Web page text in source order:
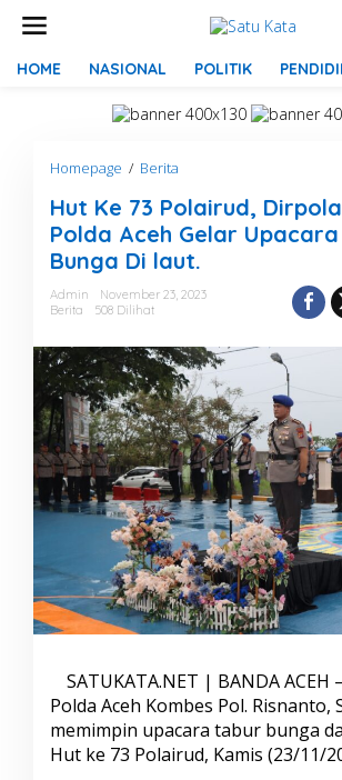
HOME NASIONAL POLITIK
Homepage / Berita
t
K
e
7
3
l
a
i
r
u
d
,
D
i
r
p
o
l
a
i
d
P
o
l
d
Hut Ke 73 Polairud,
Polda Aceh Gelar
Bunga Di laut.
Admin
November 23, 2023
Berita
508 Dilihat
SATUKATA.NET | BANDA
Polda Aceh Kombes Pol. Risnanto,
memimpin upacara tabur bunga
Hut ke 73 Polairud, Kamis (23/11/